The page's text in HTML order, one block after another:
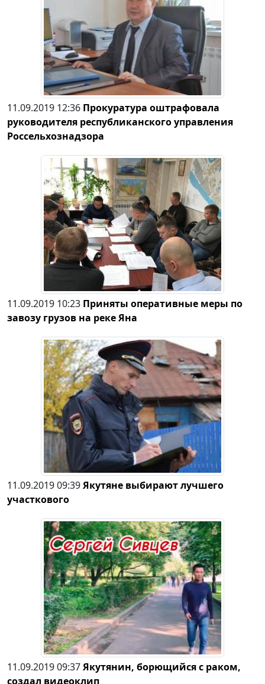
11.09.2019 12:36 Прокуратура оштрафовала
руководителя республиканского управления
Россельхознадзора
11.09.2019 10:23 Приняты оперативные меры по
завозу грузов на реке Яна
11.09.2019 09:39Якутяне выбирают лучшего
участкового
11.09.2019 09:37Якутянин, борющийся с раком,
создал видеоклип